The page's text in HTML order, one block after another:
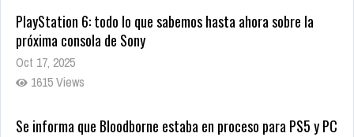
PlayStation 6: todo lo que sabemos hasta ahora sobre la
próxima consola de Sony
Oct 17, 2025
1615 Views
Se informa que Bloodborne estaba en proceso para PS5 y PC